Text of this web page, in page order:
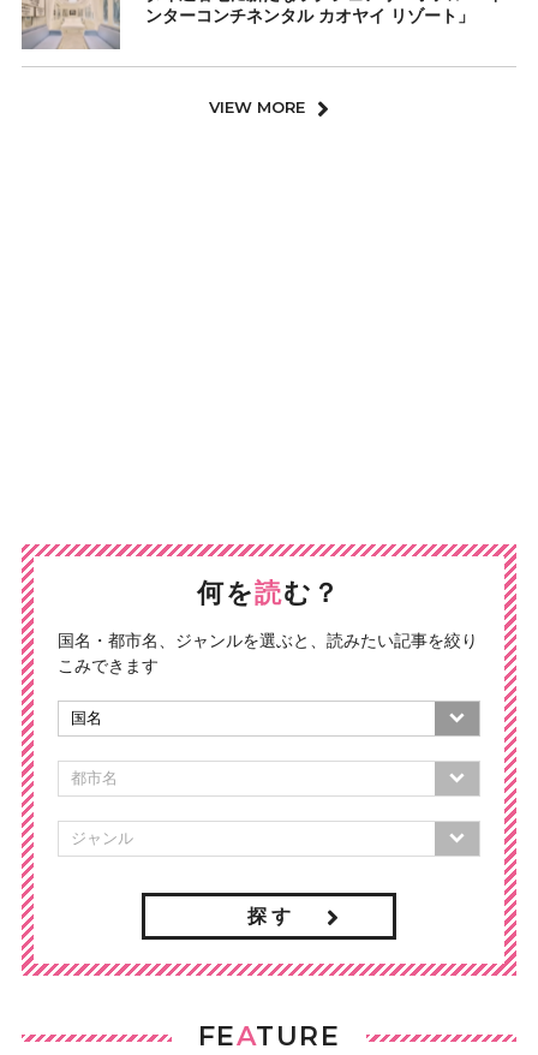
ンターコンチネンタル カオヤイ リゾート」
VIEW MORE
何を読む？
国名・都市名、ジャンルを選ぶと、読みたい記事を絞り
こみできます
探 す
FEATURE